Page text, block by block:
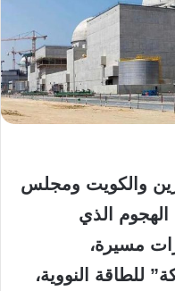
والكويت ومجلس
الهجوم الذي
مسيرة،
للطاقة النووية،